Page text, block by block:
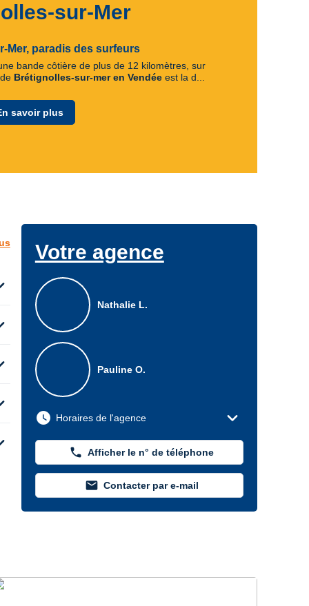
sur-Mer
Mer, paradis des surfeurs
bande côtière de plus de 12 kilomètres, sur
Brétignolles-sur-mer en Vendée est la d...
savoir plus
Votre agence
Nathalie L.
Pauline O.
watch_later Horaires de l'agence expand_more
phone Afficher le n° de téléphone
mail Contacter par e-mail